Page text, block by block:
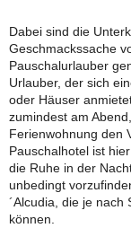
Dabei sind die
Geschmackssache
Pauschalurlauber
Urlauber, der sich
oder Häuser
zumindest am
Ferienwohnung den
Pauschalhotel ist
die Ruhe in der
unbedingt
´Alcudia, die je nach
können.